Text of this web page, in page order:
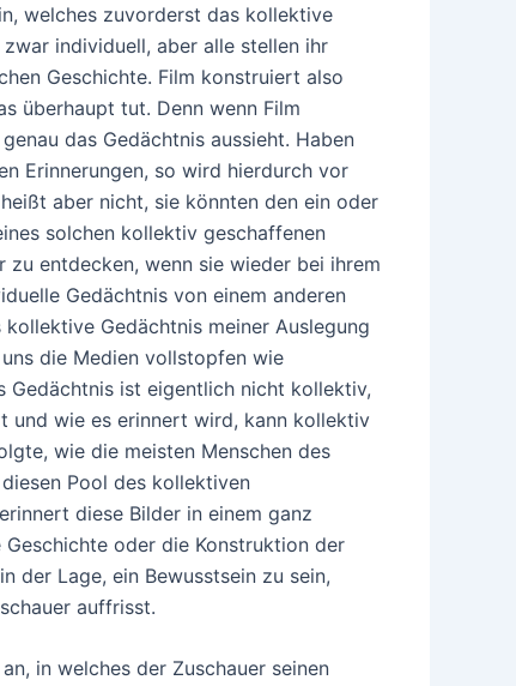
welches zuvorderst das kollektive
individuell, aber alle stellen ihr
Geschichte. Film konstruiert also
überhaupt tut. Denn wenn Film
das Gedächtnis aussieht. Haben
Erinnerungen, so wird hierdurch vor
aber nicht, sie könnten den ein oder
solchen kollektiv geschaffenen
zu entdecken, wenn sie wieder bei ihrem
Gedächtnis von einem anderen
Gedächtnis meiner Auslegung
die Medien vollstopfen wie
Gedächtnis ist eigentlich nicht kollektiv,
und wie es erinnert wird, kann kollektiv
wie die meisten Menschen des
Pool des kollektiven
diese Bilder in einem ganz
oder die Konstruktion der
der Lage, ein Bewusstsein zu sein,
auffrisst.
in welches der Zuschauer seinen